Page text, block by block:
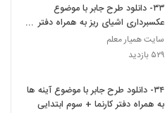
۳۳- دانلود طرح جابر با موضوع
عکسبرداری اشیای ریز به همراه دفتر
کارنما + پنجم ابتدایی
سایت همیار معلم
۵۲۹ بازدید
۳۴- دانلود طرح جابر با موضوع آینه ها
به همراه دفتر کارنما + سوم ابتدایی